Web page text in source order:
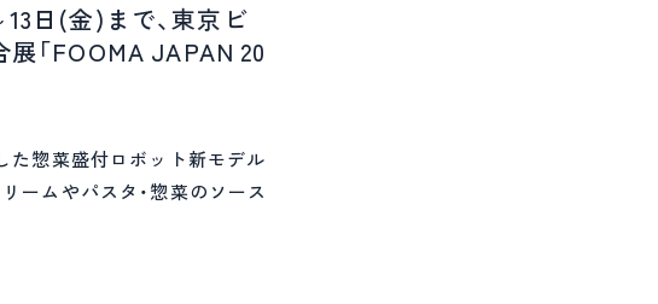
日(金)まで、東京ビ
「FOOMA JAPAN 20
た惣菜盛付ロボット新モデル
ームやパスタ・惣菜のソース